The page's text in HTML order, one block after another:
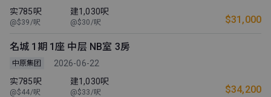
实785呎
@$39/呎
建1,030呎
@$30/呎 $31,000
名城 1期 1座 中层 NB室 3房
中原集团
2026-06-22
实785呎
@$44/呎
建1,030呎
@$33/呎 $34,200